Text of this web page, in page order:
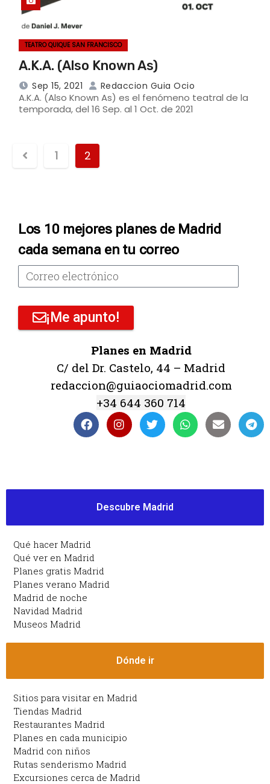
TEATRO QUIQUE SAN FRANCISCO
A.K.A. (Also Known As)
Sep 15, 2021 Redaccion Guia Ocio
A.K.A. (Also Known As) es el fenómeno teatral de la
temporada, del 16 Sep. al 1 Oct. de 2021
1 2
Los 10 mejores planes de Madrid
cada semana en tu correo
¡Me apunto!
Planes en Madrid
C/ del Dr. Castelo, 44 – Madrid
redaccion@guiaociomadrid.com
+34 644 360 714
Descubre Madrid
Qué hacer Madrid
Qué ver en Madrid
Planes gratis Madrid
Planes verano Madrid
Madrid de noche
Navidad Madrid
Museos Madrid
Dónde ir
Sitios para visitar en Madrid
Tiendas Madrid
Restaurantes Madrid
Planes en cada municipio
Madrid con niños
Rutas senderismo Madrid
Excursiones cerca de Madrid